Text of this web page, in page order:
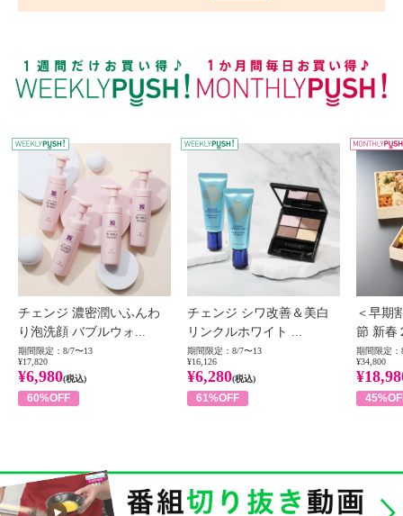
WEEKLY PUSH
チェンジ 濃密潤いふんわ
り泡洗顔 バブルウォ...
期間限定：8/7〜13
¥17,820
¥6,980(税込)
60%OFF
チェンジ シワ改善＆美白
リンクルホワイト ...
期間限定：8/7〜13
¥16,126
¥6,280(税込)
61%OFF
＜早期
節 新春
期間限定：
¥34,800